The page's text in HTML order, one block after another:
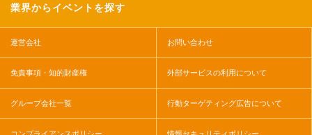
業界からイベントを探す
運営会社 お問い合わせ
免責事項・知的財産権 外部サービスの利用について
グループ会社一覧 行動ターゲティング広告について